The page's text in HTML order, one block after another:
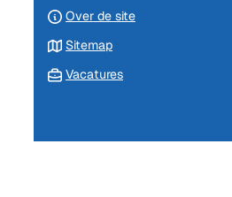
Over de site
Sitemap
Vacatures